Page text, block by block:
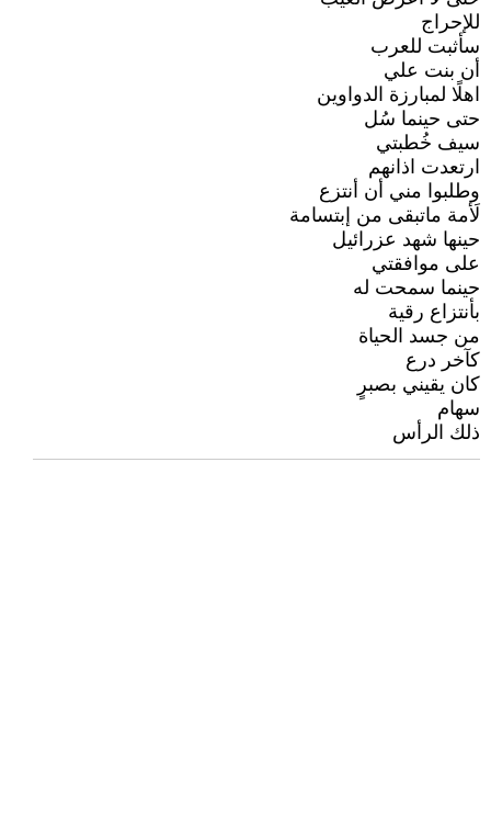
للإحراج
سأثبت للعرب
أن بنت علي
اهلًا لمبارزة الدواوين
حتى حينما سُل
سيف خُطبتي
ارتعدت اذانهم
وطلبوا مني أن أنتزع
لَأمة ماتبقى من إبتسامة
حينها شهد عزرائيل
على موافقتي
حينما سمحت له
بأنتزاع رقية
من جسد الحياة
كآخر درع
كان يقيني بصبرٍ
سهام
ذلك الرأس